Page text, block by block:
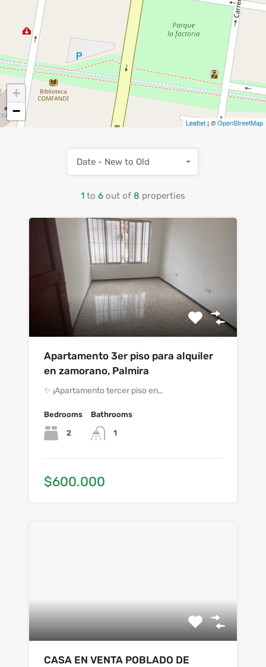
+
−
Leaflet | ©OpenStreetMap
1 to 6 out of 8 properties
Date - New to Old
Apartamento 3er piso para alquiler
en zamorano, Palmira
✨ ¡Apartamento tercer piso en…
Bedrooms
2
Bathrooms
1
$600.000
CASA EN VENTA POBLADO DE